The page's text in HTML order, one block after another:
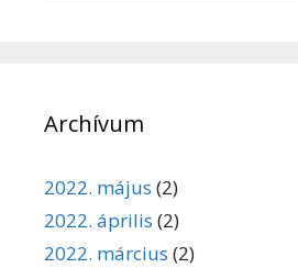
Archívum
2022. május (2)
2022. április (2)
2022. március (2)